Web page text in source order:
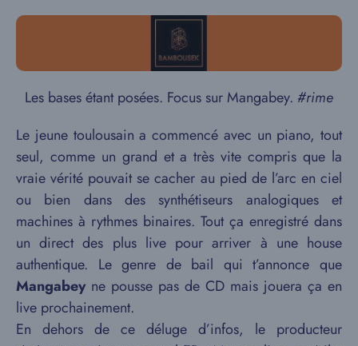
Les bases étant posées. Focus sur Mangabey. #rime
Le jeune toulousain a commencé avec un piano, tout
seul, comme un grand et a très vite compris que la
vraie vérité pouvait se cacher au pied de l’arc en ciel
ou bien dans des synthétiseurs analogiques et
machines à rythmes binaires. Tout ça enregistré dans
un direct des plus live pour arriver à une house
authentique. Le genre de bail qui t’annonce que
Mangabey ne pousse pas de CD mais jouera ça en
live prochainement.
En dehors de ce déluge d’infos, le producteur